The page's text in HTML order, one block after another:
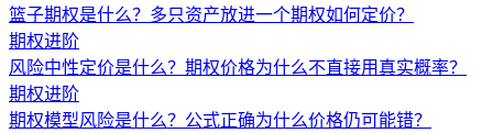
篮子期权是什么？多只资产放进一个期权如何定价？
期权进阶
风险中性定价是什么？期权价格为什么不直接用真实概率？
期权进阶
期权模型风险是什么？公式正确为什么价格仍可能错？